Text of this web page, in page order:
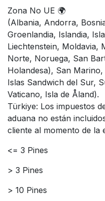
Zona No UE 🌍
(Albania, Andorra,
Groenlandia, Islandia,
Liechtenstein, Moldavia,
Norte, Noruega, San
Holandesa), San
Islas Sandwich del Sur,
Vaticano, Isla de Åland).
Türkiye: Los impuestos
aduana no están
cliente al momento de la
<= ​3 Pines
> 3 Pines
> 10 Pines